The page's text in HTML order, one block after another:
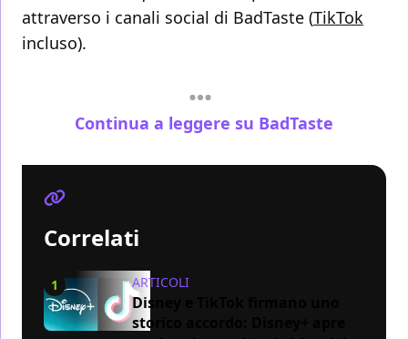
attraverso i canali social di BadTaste (TikTok
incluso).
Continua a leggere su BadTaste
Correlati
1 ARTICOLI
Disney e TikTok firmano uno
storico accordo: Disney+ apre